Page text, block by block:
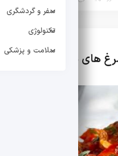
سفر و گردشگری
تکنولوژی
سلامت و پزشکی
های مختلف